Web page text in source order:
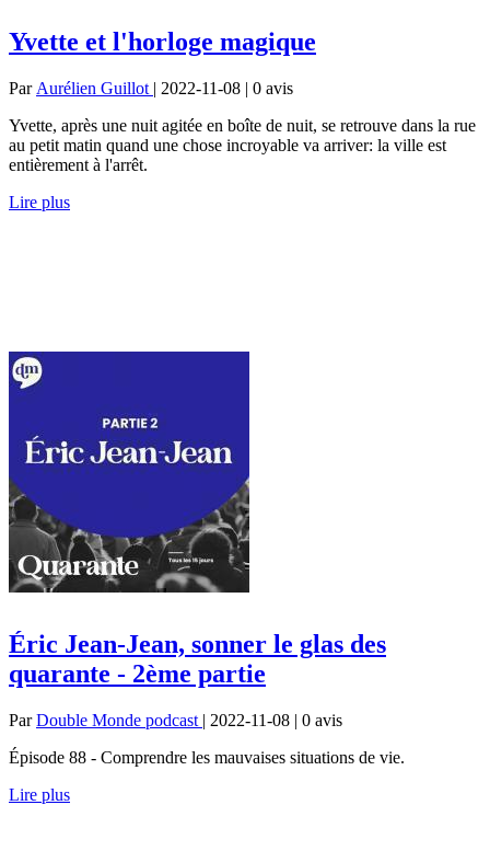
Yvette et l'horloge magique
Par Aurélien Guillot | 2022-11-08 | 0 avis
Yvette, après une nuit agitée en boîte de nuit, se retrouve dans la rue
au petit matin quand une chose incroyable va arriver: la ville est
entièrement à l'arrêt.
Lire plus
Éric Jean-Jean, sonner le glas des
quarante - 2ème partie
ParDouble Monde podcast | 2022-11-08 | 0 avis
Épisode 88 - Comprendre les mauvaises situations de vie.
Lire plus